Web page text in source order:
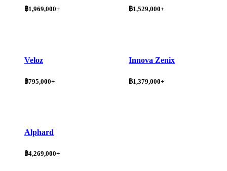
฿1,969,000+ ฿1,529,000+
Veloz
฿795,000+
Innova Zenix
฿1,379,000+
Alphard
฿4,269,000+